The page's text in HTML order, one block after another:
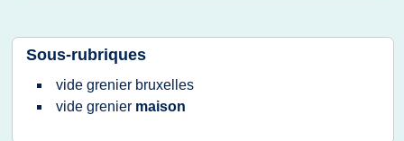
Sous-rubriques
vide grenier bruxelles
vide grenier maison